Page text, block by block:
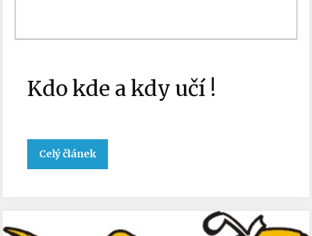
Kdo kde a kdy učí !
Celý článek